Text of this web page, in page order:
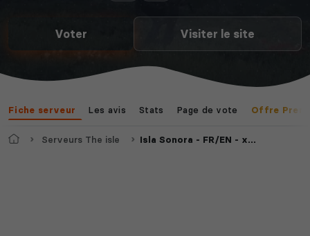
Voter Visiter le site
Fiche serveur Les avis Stats Page de vote Offre
AccueilServeurs The isle Isla Sonora - FR/EN - x2 GROWTH - X3 AI - LOW RULES